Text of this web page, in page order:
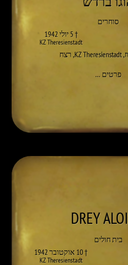
סוחרים
† 5 יולי 1942
KZ Theresienstadt
,
KZ Theresienstadt
,רצח
פרטים …
DREY
בית חולים
† 10 אוקטובר 1942
KZ Theresienstadt